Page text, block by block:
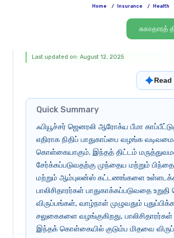
Home / Insurance / Health
சுகாதாரத்
Last updated on: August 12, 2025
✦
Quick Summary
ஃபியூச்சர் ஜெனரலி ஆரோக்ய பீமா
எதிராக நிதிப் பாதுகாப்பை வழங்க
கொள்கையாகும். இந்தத் திட்டம்
சேர்க்கப்படுவதற்கு முந்தைய மற்றும்
மற்றும் ஆம்புலன்ஸ் கட்டணங்களை
பாலிசிதாரர்கள் பாதுகாக்கப்படுவதை
விருப்பங்கள், வாழ்நாள் முழுவதும்
சலுகைகளை வழங்குகிறது,
இந்தக் கொள்கையில் குடும்ப மிதவை